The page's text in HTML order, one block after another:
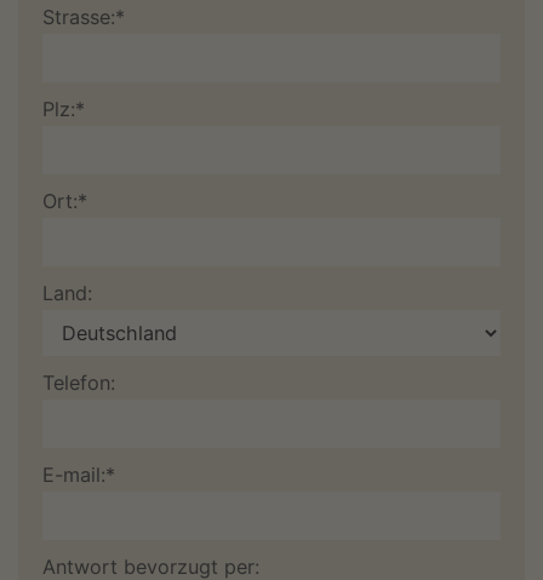
Strasse:*
Plz:*
Ort:*
Land:
Telefon:
E-mail:*
Antwort bevorzugt per: